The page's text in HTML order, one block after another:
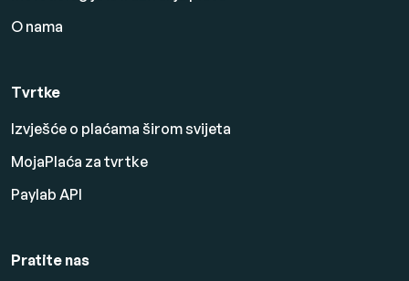
O nama
Tvrtke
Izvješće o plaćama širom svijeta
MojaPlaća za tvrtke
Paylab API
Pratite nas